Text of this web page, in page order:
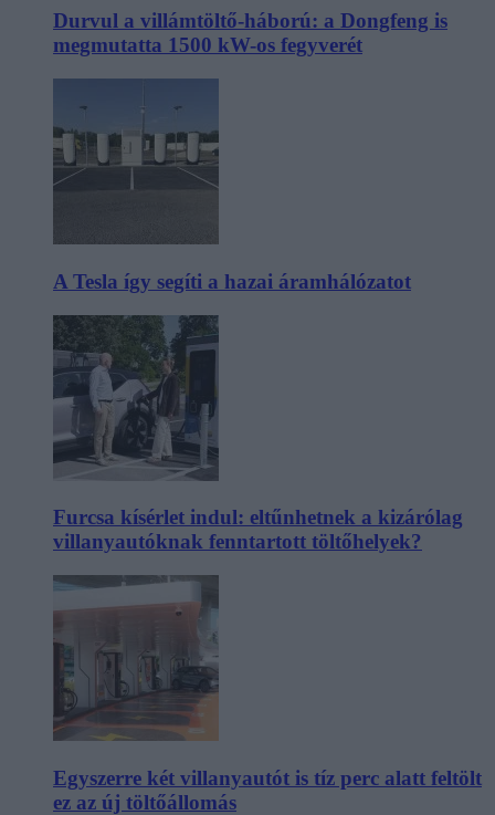
Durvul a villámtöltő-háború: a Dongfeng is
megmutatta 1500 kW-os fegyverét
A Tesla így segíti a hazai áramhálózatot
Furcsa kísérlet indul: eltűnhetnek a kizárólag
villanyautóknak fenntartott töltőhelyek?
Egyszerre két villanyautót is tíz perc alatt feltölt
ez az új töltőállomás